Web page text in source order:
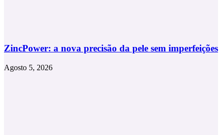
ZincPower: a nova precisão da pele sem imperfeições
Agosto 5, 2026